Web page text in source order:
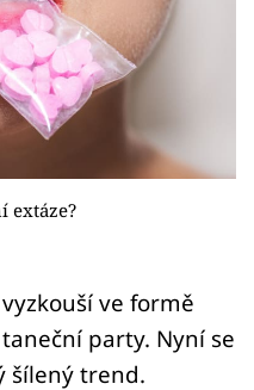
extáze?
ve formě
party. Nyní se
šílený trend.